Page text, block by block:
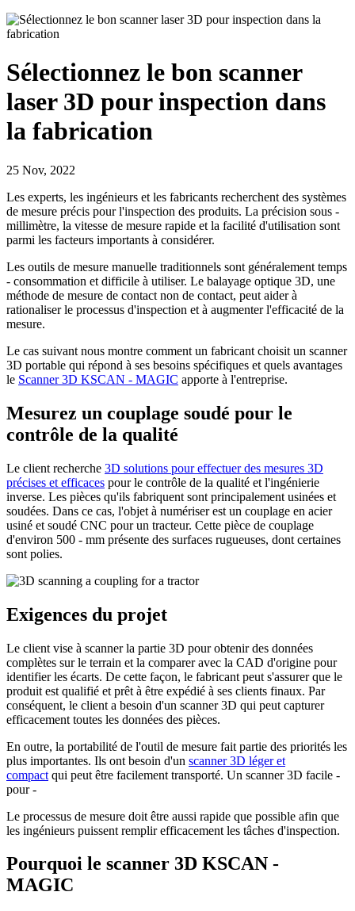
Sélectionnez le bon scanner
laser 3D pour inspection dans
la fabrication
25 Nov, 2022
Les experts, les ingénieurs et les fabricants recherchent des systèmes
de mesure précis pour l'inspection des produits. La précision sous -
millimètre, la vitesse de mesure rapide et la facilité d'utilisation sont
parmi les facteurs importants à considérer.
Les outils de mesure manuelle traditionnels sont généralement temps
- consommation et difficile à utiliser. Le balayage optique 3D, une
méthode de mesure de contact non de contact, peut aider à
rationaliser le processus d'inspection et à augmenter l'efficacité de la
mesure.
Le cas suivant nous montre comment un fabricant choisit un scanner
3D portable qui répond à ses besoins spécifiques et quels avantages
le Scanner 3D KSCAN - MAGIC apporte à l'entreprise.
Mesurez un couplage soudé pour le
contrôle de la qualité
Le client recherche 3D solutions pour effectuer des mesures 3D
précises et efficaces pour le contrôle de la qualité et l'ingénierie
inverse. Les pièces qu'ils fabriquent sont principalement usinées et
soudées. Dans ce cas, l'objet à numériser est un couplage en acier
usiné et soudé CNC pour un tracteur. Cette pièce de couplage
d'environ 500 - mm présente des surfaces rugueuses, dont certaines
sont polies.
Exigences du projet
Le client vise à scanner la partie 3D pour obtenir des données
complètes sur le terrain et la comparer avec la CAD d'origine pour
identifier les écarts. De cette façon, le fabricant peut s'assurer que le
produit est qualifié et prêt à être expédié à ses clients finaux. Par
conséquent, le client a besoin d'un scanner 3D qui peut capturer
efficacement toutes les données des pièces.
En outre, la portabilité de l'outil de mesure fait partie des priorités les
plus importantes. Ils ont besoin d'un scanner 3D léger et
compact qui peut être facilement transporté. Un scanner 3D facile -
pour -
Le processus de mesure doit être aussi rapide que possible afin que
les ingénieurs puissent remplir efficacement les tâches d'inspection.
Pourquoi le scanner 3D KSCAN -
MAGIC